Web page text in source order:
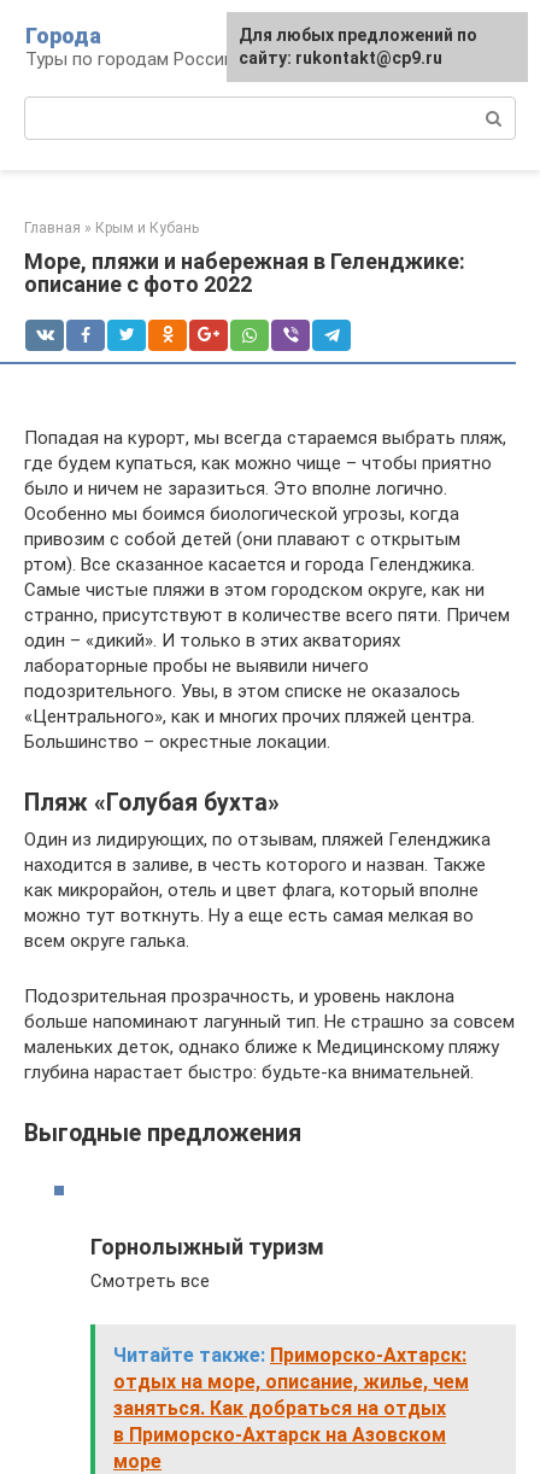
контенту
Города
Туры по городам Российской Федерации
Главная » Крым и Кубань
Море, пляжи и набережная в Геленджике:
описание с фото 2022
Попадая на курорт, мы всегда стараемся выбрать пляж,
где будем купаться, как можно чище – чтобы приятно
было и ничем не заразиться. Это вполне логично.
Особенно мы боимся биологической угрозы, когда
привозим с собой детей (они плавают с открытым
ртом). Все сказанное касается и города Геленджика.
Самые чистые пляжи в этом городском округе, как ни
странно, присутствуют в количестве всего пяти. Причем
один – «дикий». И только в этих акваториях
лабораторные пробы не выявили ничего
подозрительного. Увы, в этом списке не оказалось
«Центрального», как и многих прочих пляжей центра.
Большинство – окрестные локации.
Пляж «Голубая бухта»
Один из лидирующих, по отзывам, пляжей Геленджика
находится в заливе, в честь которого и назван. Также
как микрорайон, отель и цвет флага, который вполне
можно тут воткнуть. Ну а еще есть самая мелкая во
всем округе галька.
Подозрительная прозрачность, и уровень наклона
больше напоминают лагунный тип. Не страшно за совсем
маленьких деток, однако ближе к Медицинскому пляжу
глубина нарастает быстро: будьте-ка внимательней.
Выгодные предложения
Горнолыжный туризм
Смотреть все
Читайте также: Приморско-Ахтарск:
отдых на море, описание, жилье, чем
заняться. Как добраться на отдых
в Приморско-Ахтарск на Азовском
море
Для любых предложений по
сайту: rukontakt@cp9.ru